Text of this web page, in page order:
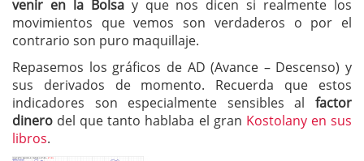
venir en la Bolsay que nos dicen si realmente los
movimientos que vemos son verdaderos o por el
contrario son puro maquillaje.
Repasemos los gráficos de AD (Avance – Descenso) y
sus derivados de momento. Recuerda que estos
indicadores son especialmente sensibles al factor
dinero del que tanto hablaba el gran Kostolany en sus
libros.